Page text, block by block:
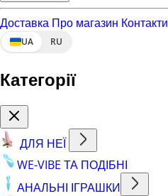
Доставка Про магазин Контакти
UA RU
Категорії
ДЛЯ НЕЇ
WE-VIBE ТА ПОДІБНІ
АНАЛЬНІ ІГРАШКИ